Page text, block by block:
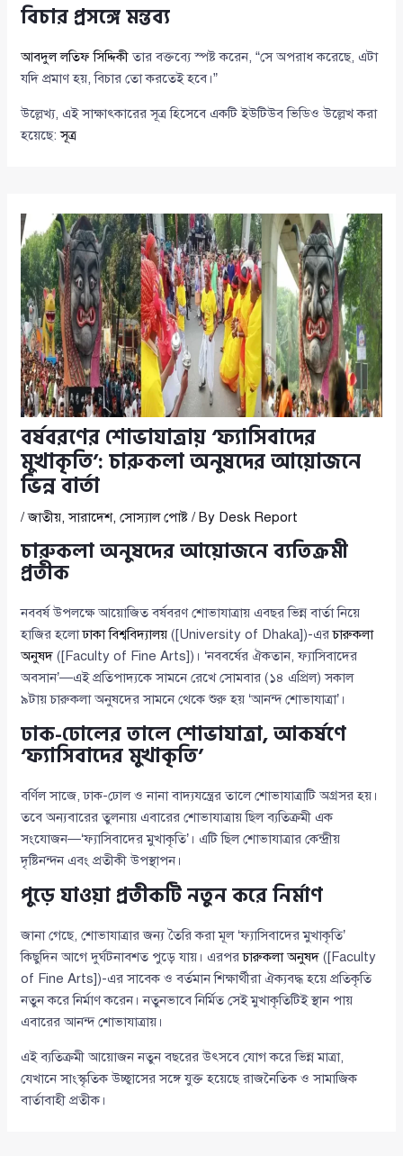
বিচার প্রসঙ্গে মন্তব্য
আবদুল লতিফ সিদ্দিকীতার বক্তব্যে স্পষ্ট করেন, “সে অপরাধ করেছে, এটা
যদি প্রমাণ হয়, বিচার তো করতেই হবে।”
উল্লেখ্য, এই সাক্ষাৎকারের সূত্র হিসেবে একটি ইউটিউব ভিডিও উল্লেখ করা
হয়েছে:সূত্র
বর্ষবরণের শোভাযাত্রায় ‘ফ্যাসিবাদের
মুখাকৃতি’: চারুকলা অনুষদের আয়োজনে
ভিন্ন বার্তা
/জাতীয়,সারাদেশ,সোস্যাল পোষ্ট / By Desk Report
চারুকলা অনুষদের আয়োজনে ব্যতিক্রমী
প্রতীক
নববর্ষ উপলক্ষে আয়োজিত বর্ষবরণ শোভাযাত্রায় এবছর ভিন্ন বার্তা নিয়ে
হাজির হলোঢাকা বিশ্ববিদ্যালয় ([University of Dhaka])-এরচারুকলা
অনুষদ ([Faculty of Fine Arts])। ‘নববর্ষের ঐকতান, ফ্যাসিবাদের
অবসান’—এই প্রতিপাদ্যকে সামনে রেখে সোমবার (১৪ এপ্রিল) সকাল
৯টায় চারুকলা অনুষদের সামনে থেকে শুরু হয় ‘আনন্দ শোভাযাত্রা’।
ঢাক-ঢোলের তালে শোভাযাত্রা, আকর্ষণে
‘ফ্যাসিবাদের মুখাকৃতি’
বর্ণিল সাজে, ঢাক-ঢোল ও নানা বাদ্যযন্ত্রের তালে শোভাযাত্রাটি অগ্রসর হয়।
তবে অন্যবারের তুলনায় এবারের শোভাযাত্রায় ছিল ব্যতিক্রমী এক
সংযোজন—‘ফ্যাসিবাদের মুখাকৃতি’। এটি ছিল শোভাযাত্রার কেন্দ্রীয়
দৃষ্টিনন্দন এবং প্রতীকী উপস্থাপন।
পুড়ে যাওয়া প্রতীকটি নতুন করে নির্মাণ
জানা গেছে, শোভাযাত্রার জন্য তৈরি করা মূল ‘ফ্যাসিবাদের মুখাকৃতি’
কিছুদিন আগে দুর্ঘটনাবশত পুড়ে যায়। এরপরচারুকলা অনুষদ ([Faculty
of Fine Arts])-এর সাবেক ও বর্তমান শিক্ষার্থীরা ঐক্যবদ্ধ হয়ে প্রতিকৃতি
নতুন করে নির্মাণ করেন। নতুনভাবে নির্মিত সেই মুখাকৃতিটিই স্থান পায়
এবারের আনন্দ শোভাযাত্রায়।
এই ব্যতিক্রমী আয়োজন নতুন বছরের উৎসবে যোগ করে ভিন্ন মাত্রা,
যেখানে সাংস্কৃতিক উচ্ছ্বাসের সঙ্গে যুক্ত হয়েছে রাজনৈতিক ও সামাজিক
বার্তাবাহী প্রতীক।